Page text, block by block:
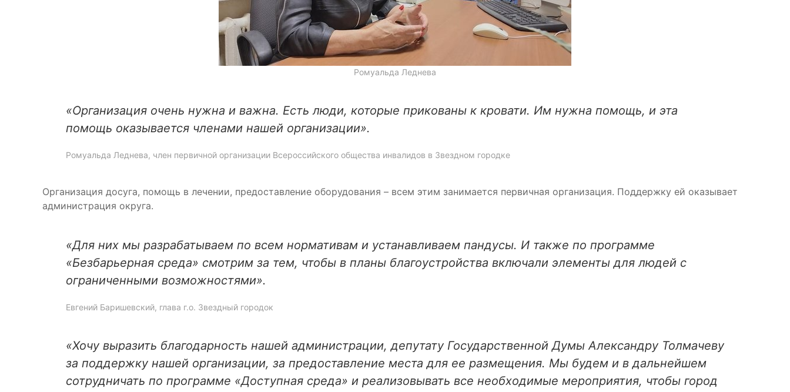
Ромуальда Леднева
«Организация очень нужна и важна. Есть люди, которые прикованы к кровати. Им нужна помощь, и эта
помощь оказывается членами нашей организации».
Ромуальда Леднева, член первичной организации Всероссийского общества инвалидов в Звездном городке
Организация досуга, помощь в лечении, предоставление оборудования – всем этим занимается первичная организация. Поддержку ей оказывает
администрация округа.
«Для них мы разрабатываем по всем нормативам и устанавливаем пандусы. И также по программе
«Безбарьерная среда» смотрим за тем, чтобы в планы благоустройства включали элементы для людей с
ограниченными возможностями».
Евгений Баришевский, глава г.о. Звездный городок
«Хочу выразить благодарность нашей администрации, депутату Государственной Думы Александру Толмачеву
за поддержку нашей организации, за предоставление места для ее размещения. Мы будем и в дальнейшем
сотрудничать по программе «Доступная среда» и реализовывать все необходимые мероприятия, чтобы город